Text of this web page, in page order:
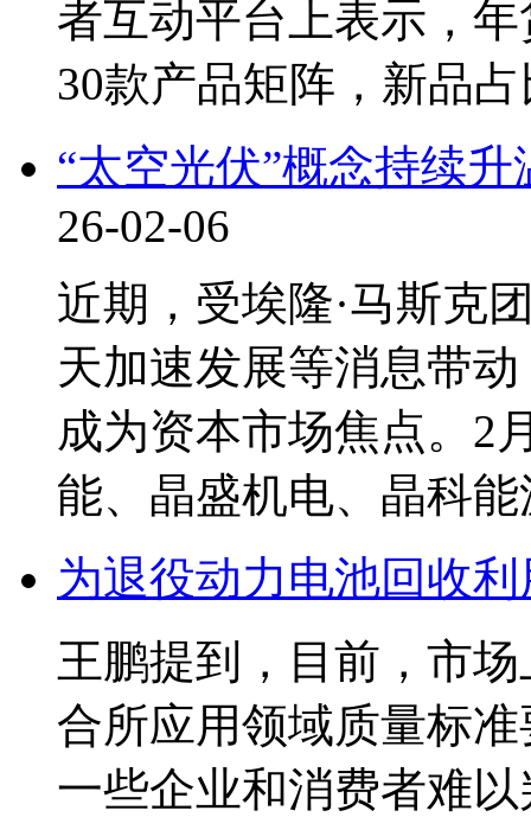
者互动平台上表示，
30款产品矩阵，新品
“太空光伏”概念持续
26-02-06
近期，受埃隆·马斯克
天加速发展等消息带
成为资本市场焦点。2
能、晶盛机电、晶科
为退役动力电池回收利
王鹏提到，目前，市
合所应用领域质量标
一些企业和消费者难